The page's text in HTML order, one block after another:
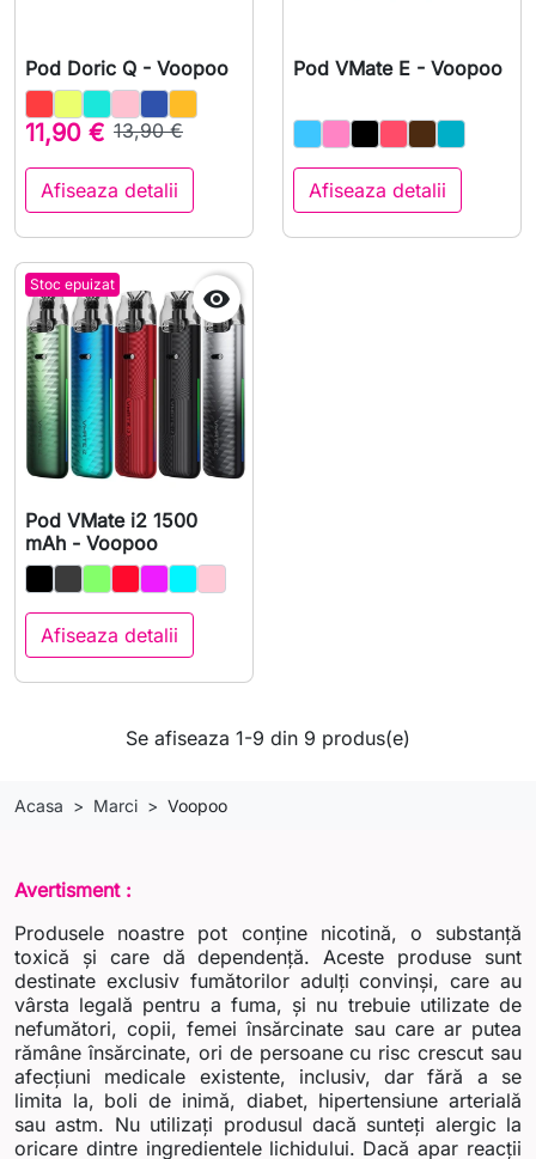
Pod Doric Q - Voopoo
11,90 € 13,90 €
Afiseaza detalii
Pod VMate E - Voopoo
Afiseaza detalii
Stoc epuizat

Pod VMate i2 1500
mAh - Voopoo
Afiseaza detalii
Se afiseaza 1-9 din 9 produs(e)
Acasa Marci Voopoo
Avertisment :
Produsele noastre pot conține nicotină, o substanță
toxică și care dă dependență. Aceste produse sunt
destinate exclusiv fumătorilor adulți convinși, care au
vârsta legală pentru a fuma, și nu trebuie utilizate de
nefumători, copii, femei însărcinate sau care ar putea
rămâne însărcinate, ori de persoane cu risc crescut sau
afecțiuni medicale existente, inclusiv, dar fără a se
limita la, boli de inimă, diabet, hipertensiune arterială
sau astm. Nu utilizați produsul dacă sunteți alergic la
oricare dintre ingredientele lichidului. Dacă apar reacții